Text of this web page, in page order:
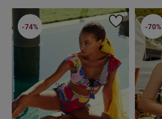
-74% -70%